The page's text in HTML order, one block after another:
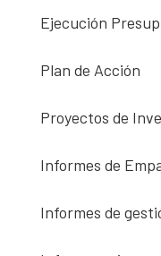
Ejecución
Plan de Acción
Proyectos de
Informes de
Informes de